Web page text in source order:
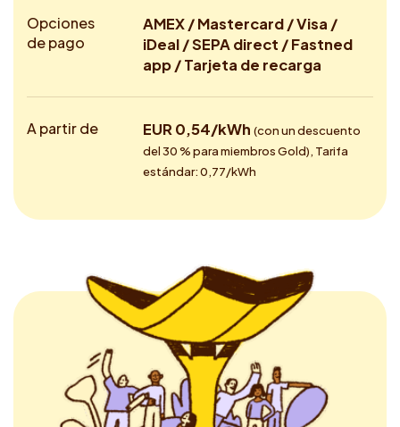
Opciones
de pago
AMEX / Mastercard / Visa /
iDeal / SEPA direct / Fastned
app / Tarjeta de recarga
A partir de EUR 0,54/kWh (con un descuento
del 30 % para miembros Gold), Tarifa
estándar: 0,77/kWh